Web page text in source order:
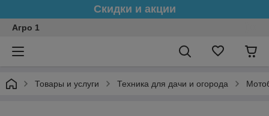
Скидки и акции
Агро 1
Товары и услуги Техника для дачи и огорода